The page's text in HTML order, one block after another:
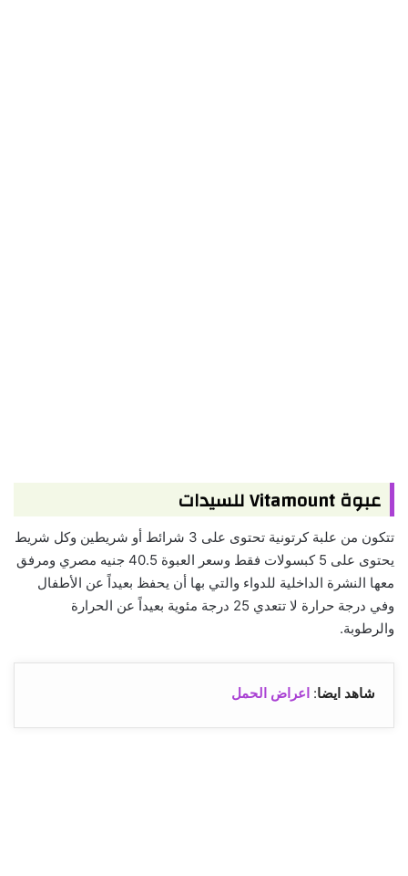
عبوة Vitamount للسيدات
تتكون من علبة كرتونية تحتوى على 3 شرائط أو شريطين وكل شريط
يحتوى على 5 كبسولات فقط وسعر العبوة 40.5 جنيه مصري ومرفق
معها النشرة الداخلية للدواء والتي بها أن يحفظ بعيداً عن الأطفال
وفي درجة حرارة لا تتعدي 25 درجة مئوية بعيداً عن الحرارة
والرطوبة.
شاهد ايضا: اعراض الحمل